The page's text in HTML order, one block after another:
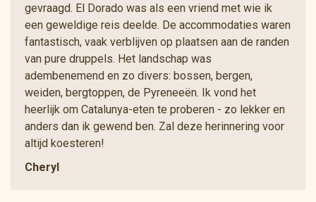
gevraagd. El Dorado was als een vriend met wie ik
een geweldige reis deelde. De accommodaties waren
fantastisch, vaak verblijven op plaatsen aan de randen
van pure druppels. Het landschap was
adembenemend en zo divers: bossen, bergen,
weiden, bergtoppen, de Pyreneeën. Ik vond het
heerlijk om Catalunya-eten te proberen - zo lekker en
anders dan ik gewend ben. Zal deze herinnering voor
altijd koesteren!
Cheryl